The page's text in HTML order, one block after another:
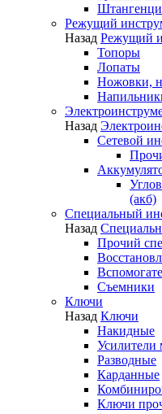
Режущий
Назад Режущий
Топоры
Лопаты
Ножовки,
Назад
Сетевой
(акб)
Специальный
Назад
Прочий
Съемники
Ключи
Назад Ключи
Накидные
Усилители
Разводные
Карданные
Ключи